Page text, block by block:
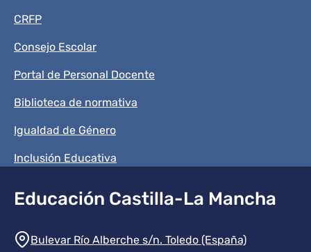
CRFP
Consejo Escolar
Portal de Personal Docente
Biblioteca de normativa
Igualdad de Género
Inclusión Educativa
Educación Castilla-La Mancha
Información de la institución
Bulevar Río Alberche s/n. Toledo (España)